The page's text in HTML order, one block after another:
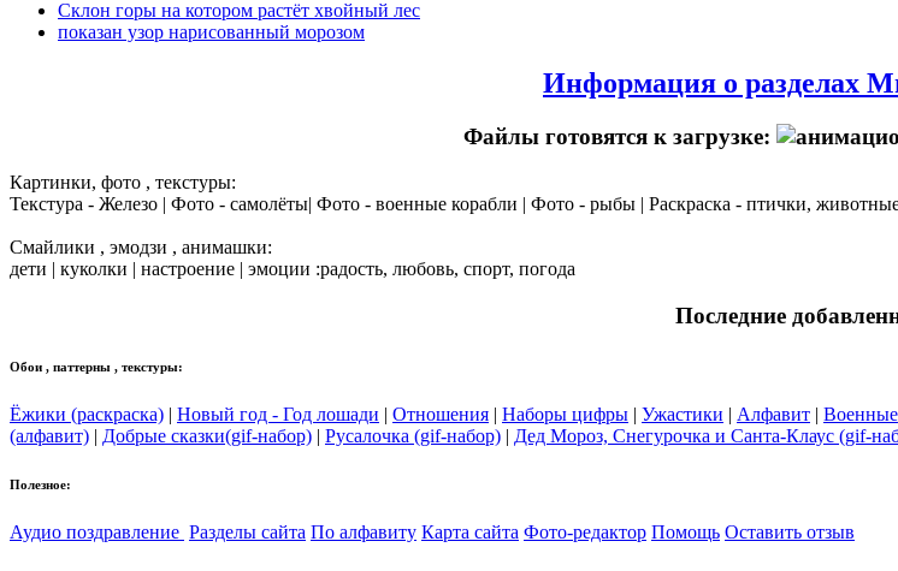
Склон горы на котором растёт хвойный лес
показан узор нарисованный морозом
Информация о разделах
Файлы готовятся к загрузке:
Картинки, фото , текстуры:
Текстура - Железо | Фото - самолёты| Фото - военные корабли | Фото - рыбы | Раскраска - птички,
Смайлики , эмодзи , анимашки:
дети | куколки | настроение | эмоции :радость, любовь, спорт, погода
Последние
Обои , паттерны , текстуры:
Ёжики (раскраска) | Новый год - Год лошади | Отношения | Наборы цифры | Ужастики | Алфавит | Военные
(алфавит) | Добрые сказки(gif-набор) | Русалочка (gif-набор) | Дед Мороз, Снегурочка и Санта-Клаус (gif-
Полезное:
Аудио поздравление Разделы сайта По алфавиту Карта сайта Фото-редактор Помощь Оставить отзыв